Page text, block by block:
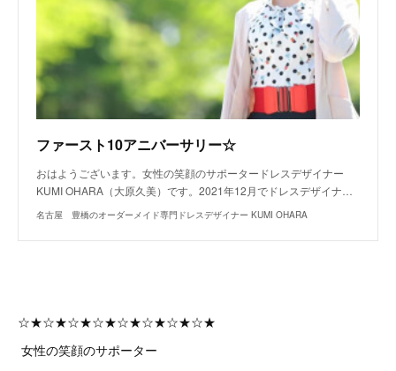
ファースト10アニバーサリー☆
おはようございます。女性の笑顔のサポータードレスデザイナー
KUMI OHARA（大原久美）です。2021年12月でドレスデザイナ…
名古屋 豊橋のオーダーメイド専門ドレスデザイナー KUMI OHARA
☆★☆★☆★☆★☆★☆★☆★☆★
女性の笑顔のサポーター